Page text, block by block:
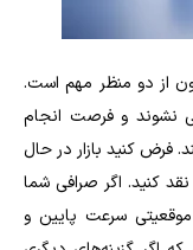
از دو منظر مهم است.
نشوند و فرصت انجام
فرض کنید بازار در حال
کنید. اگر صرافی شما
موقعیتی سرعت پایین و